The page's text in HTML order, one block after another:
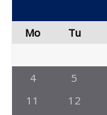
Mo
Tu
4
5
11
12